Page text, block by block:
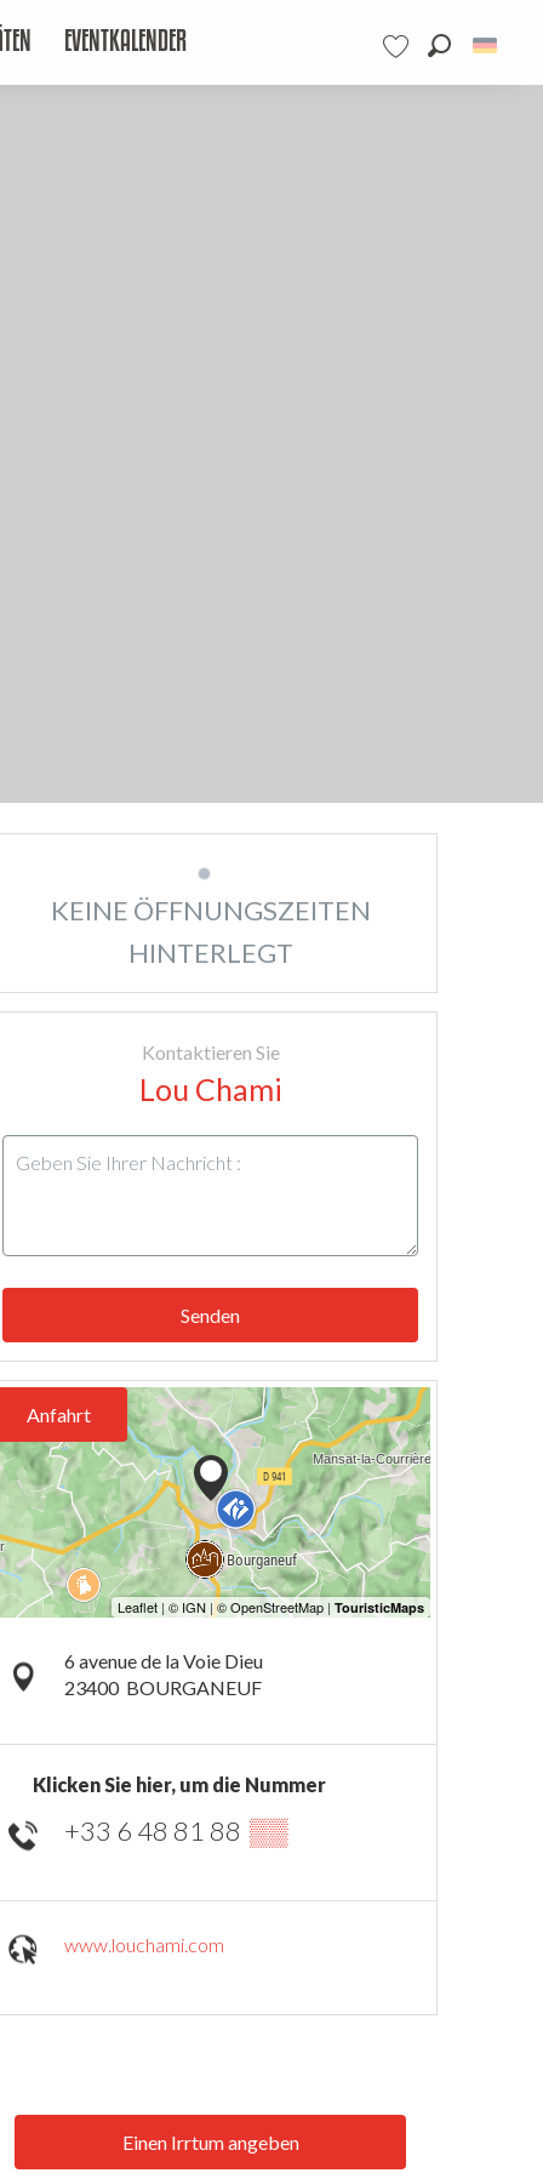
Voir les favoris
EVENTKALENDER
KEINE ÖFFNUNGSZEITEN
HINTERLEGT
Kontaktieren Sie
Lou Chami
Senden
Anfahrt
6 avenue de la Voie Dieu
23400 BOURGANEUF
Klicken Sie hier, um die Nummer
+33 6 48 81 88 ▒▒
www.louchami.com
Einen Irrtum angeben